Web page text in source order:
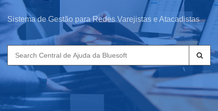
Sistema de Gestão para Redes Varejistas e Atacadistas
Search
for: